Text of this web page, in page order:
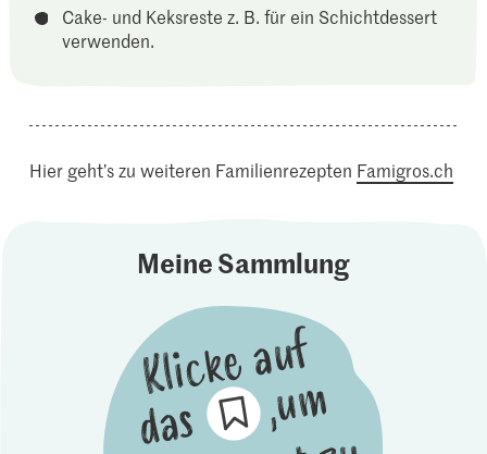
Cake- und Keksreste z. B. für ein Schichtdessert
verwenden.
Hier geht’s zu weiteren Familienrezepten Famigros.ch
Meine Sammlung